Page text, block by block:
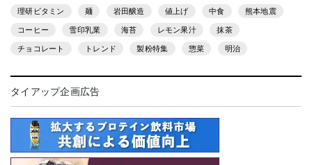
理研ビタミン 麺 岩田醸造 値上げ 中食 熊本地震
コーヒー 雪印乳業 海苔 レモン果汁 抹茶
チョコレート トレンド 製粉特集 惣菜 明治
タイアップ企画広告